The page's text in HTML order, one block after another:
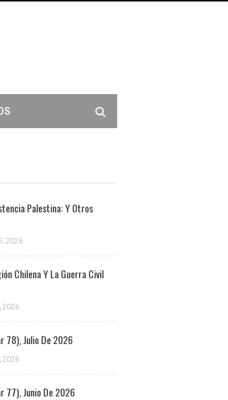
Palestina: Y Otros
2026
Chilena Y La Guerra Civil
2026
78), Julio De 2026
2026
77), Junio De 2026